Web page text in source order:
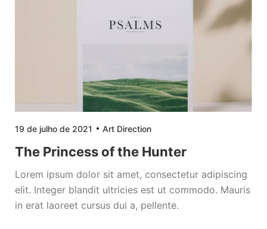
19 de julho de 2021 Art Direction
The Princess of the Hunter
Lorem ipsum dolor sit amet, consectetur adipiscing
elit. Integer blandit ultricies est ut commodo. Mauris
in erat laoreet cursus dui a, pellente.